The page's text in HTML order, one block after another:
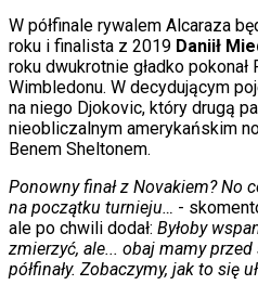
Diety
Nieruchomości
Budowa i remont
Architektura i design
Kupno i wynajem
Film
Aktualności
Recenzje
Rozrywka
Technologia
Aktualności
Aplikacje mobilne
W półfinale rywalem Alcaraza
roku i finalista z 2019 Daniił
roku dwukrotnie gładko pokonał
Wimbledonu. W decydującym
na niego Djokovic, który drugą
nieobliczalnym amerykańskim
Benem Sheltonem.
Ponowny finał z Novakiem? No
na początku turnieju… -
ale po chwili dodał: Byłoby
zmierzyć, ale... obaj mamy
półfinały. Zobaczymy, jak to się